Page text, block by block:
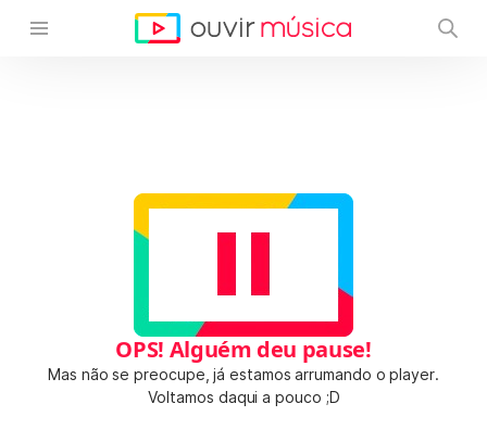
OPS! Alguém deu pause!
Mas não se preocupe, já estamos arrumando o player.
Voltamos daqui a pouco ;D